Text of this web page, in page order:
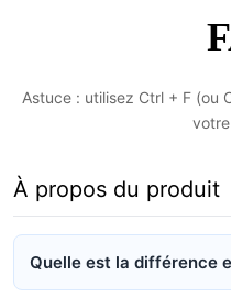
Astuce : utilisez Ctrl + F (ou
À propos du produit
Quelle est la différence